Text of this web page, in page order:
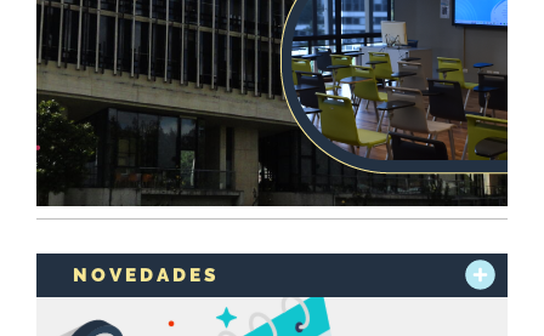
NOVEDADES